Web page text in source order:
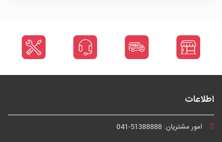
اطلاعات
امور مشتریان: 041-51388888